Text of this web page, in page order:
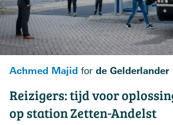
Achmed Majid for de Gelderlander
Reizigers: tijd voor
op station Zetten-Andelst